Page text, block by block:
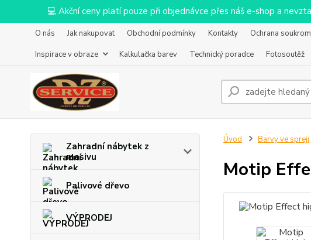
💻 Akční ceny platí pouze při objednávce přes náš e-shop a
O nás Jak nakupovat Obchodní podmínky Kontakty Ochrana
Inspirace v obraze
Kalkulačka barev Technický poradce Fotosoutěž
Zahradní nábytek z
masivu
Palivové dřevo
VÝPRODEJ
Úvod Barvy ve spreji
Motip